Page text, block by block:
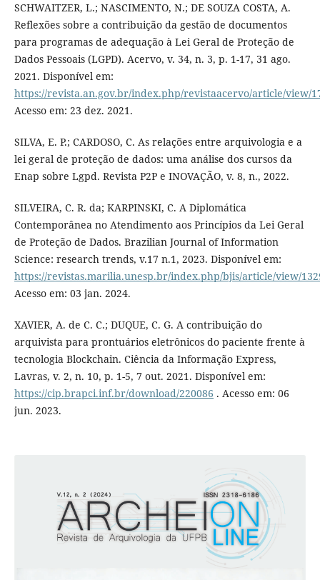
SCHWAITZER, L.; NASCIMENTO, N.; DE SOUZA COSTA, A.
Reflexões sobre a contribuição da gestão de documentos
para programas de adequação à Lei Geral de Proteção de
Dados Pessoais (LGPD). Acervo, v. 34, n. 3, p. 1-17, 31 ago.
2021. Disponível em:
https://revista.an.gov.br/index.php/revistaacervo/article/view/
Acesso em: 23 dez. 2021.
SILVA, E. P.; CARDOSO, C. As relações entre arquivologia e a
lei geral de proteção de dados: uma análise dos cursos da
Enap sobre Lgpd. Revista P2P e INOVAÇÃO, v. 8, n., 2022.
SILVEIRA, C. R. da; KARPINSKI, C. A Diplomática
Contemporânea no Atendimento aos Princípios da Lei Geral
de Proteção de Dados. Brazilian Journal of Information
Science: research trends, v.17 n.1, 2023. Disponível em:
https://revistas.marilia.unesp.br/index.php/bjis/article/view/
Acesso em: 03 jan. 2024.
XAVIER, A. de C. C.; DUQUE, C. G. A contribuição do
arquivista para prontuários eletrônicos do paciente frente à
tecnologia Blockchain. Ciência da Informação Express,
Lavras, v. 2, n. 10, p. 1-5, 7 out. 2021. Disponível em:
https://cip.brapci.inf.br/download/220086 . Acesso em: 06
jun. 2023.